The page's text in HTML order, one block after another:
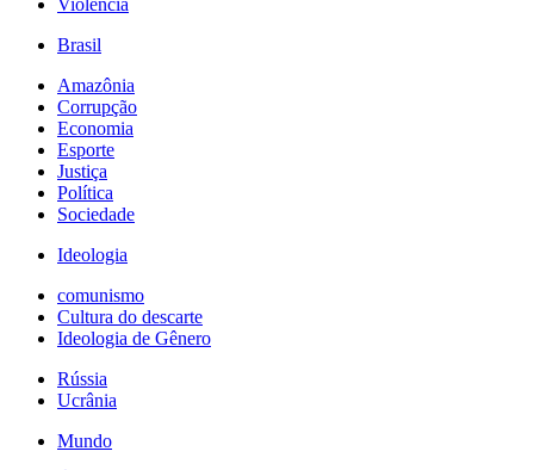
Violência
Brasil
Amazônia
Corrupção
Economia
Esporte
Justiça
Política
Sociedade
Ideologia
comunismo
Cultura do descarte
Ideologia de Gênero
Rússia
Ucrânia
Mundo